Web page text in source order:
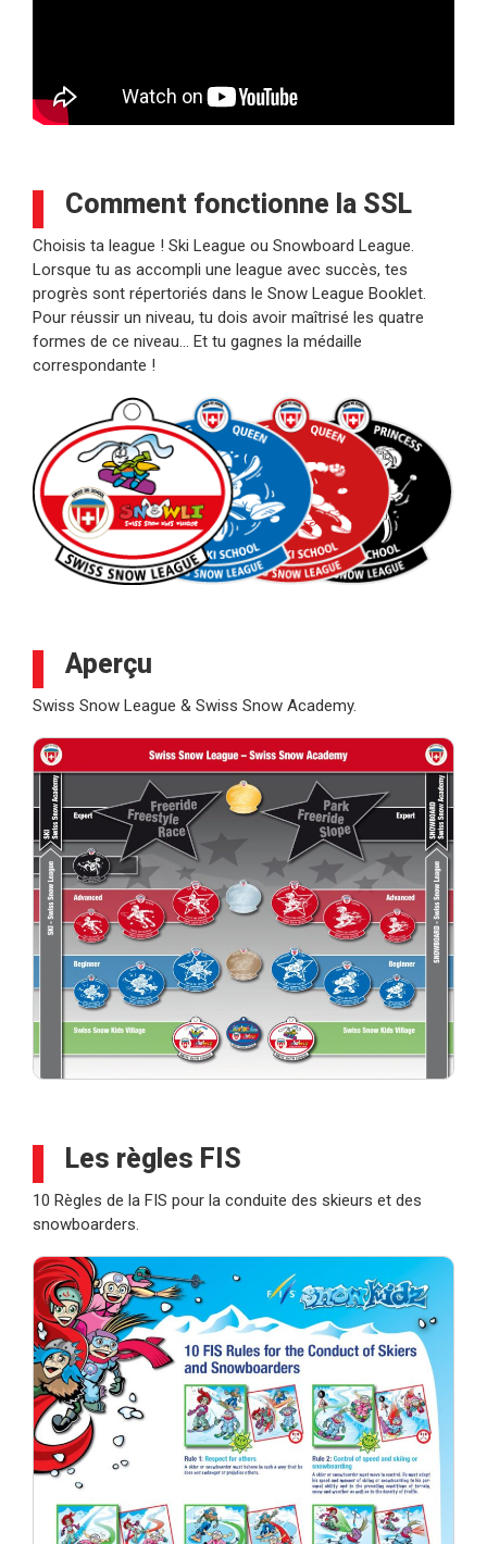
Comment fonctionne la SSL
Choisis ta league ! Ski League ou Snowboard League.
Lorsque tu as accompli une league avec succès, tes
progrès sont répertoriés dans le Snow League Booklet.
Pour réussir un niveau, tu dois avoir maîtrisé les quatre
formes de ce niveau… Et tu gagnes la médaille
correspondante !
Aperçu
Swiss Snow League & Swiss Snow Academy.
Les règles FIS
10 Règles de la FIS pour la conduite des skieurs et des
snowboarders.